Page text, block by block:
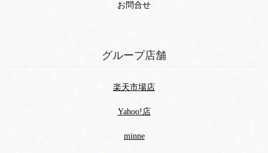
お問合せ
グループ店舗
楽天市場店
Yahoo!店
minne